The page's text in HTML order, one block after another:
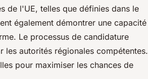
de l'UE, telles que définies dans le
également démontrer une capacité
Le processus de candidature
les autorités régionales compétentes.
pour maximiser les chances de